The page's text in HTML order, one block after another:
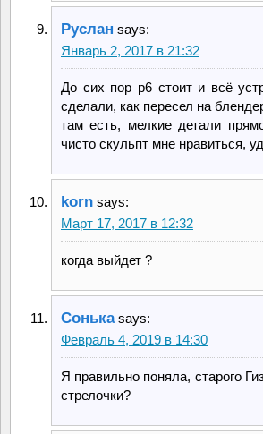
Руслан says:
Январь 2, 2017 в 21:32
До сих пор р6 стоит и всё
сделали, как пересел на
там есть, мелкие детали
чисто скульпт мне нравиться,
korn says:
Март 17, 2017 в 12:32
когда выйдет ?
Сонька says:
Февраль 4, 2019 в 14:30
Я правильно поняла, старого
стрелочки?